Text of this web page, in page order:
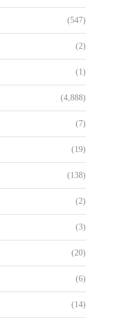
(547)
(2)
(1)
(4,888)
(7)
(19)
(138)
(2)
(3)
(20)
(6)
(14)